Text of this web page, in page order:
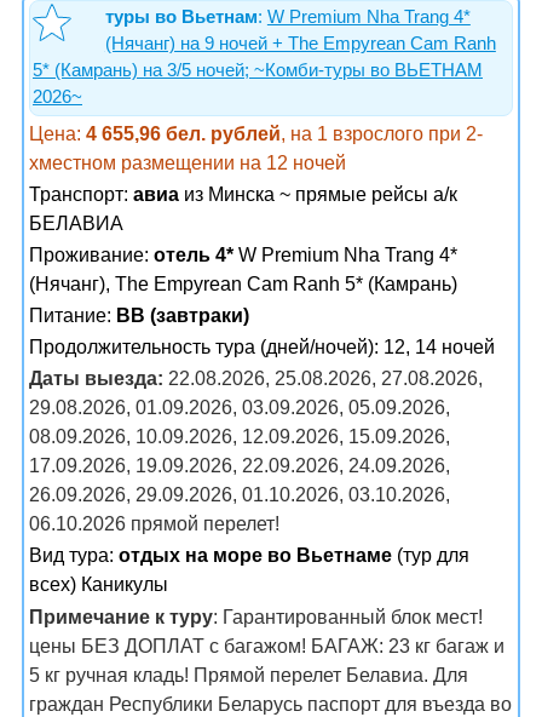
туры во Вьетнам: W Premium Nha Trang 4*
(Нячанг) на 9 ночей + The Empyrean Cam Ranh
5* (Камрань) на 3/5 ночей; ~Комби-туры во ВЬЕТНАМ
2026~
Цена: 4 655,96 бел. рублей, на 1 взрослого при 2-
хместном размещении на 12 ночей
Транспорт: авиа из Минска ~ прямые рейсы а/к
БЕЛАВИА
Проживание: отель 4* W Premium Nha Trang 4*
(Нячанг), The Empyrean Cam Ranh 5* (Камрань)
Питание: BB (завтраки)
Продолжительность тура (дней/ночей): 12, 14 ночей
Даты выезда: 22.08.2026, 25.08.2026, 27.08.2026,
29.08.2026, 01.09.2026, 03.09.2026, 05.09.2026,
08.09.2026, 10.09.2026, 12.09.2026, 15.09.2026,
17.09.2026, 19.09.2026, 22.09.2026, 24.09.2026,
26.09.2026, 29.09.2026, 01.10.2026, 03.10.2026,
06.10.2026 прямой перелет!
Вид тура: отдых на море во Вьетнаме (тур для
всех) Каникулы
Примечание к туру: Гарантированный блок мест!
цены БЕЗ ДОПЛАТ с багажом! БАГАЖ: 23 кг багаж и
5 кг ручная кладь! Прямой перелет Белавиа. Для
граждан Республики Беларусь паспорт для въезда во